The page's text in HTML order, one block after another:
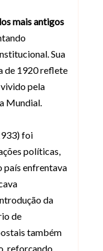
mais antigos
Sua
de 1920 reflete
pela
Mundial.
foi
políticas,
país enfrentava
da
de
também
reforçando